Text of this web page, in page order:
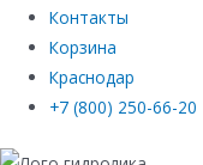
Контакты
Корзина
Краснодар
+7 (800) 250-66-20